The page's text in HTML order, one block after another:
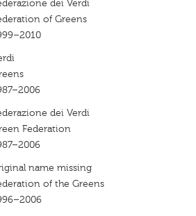
dei Verdi
of Greens
dei Verdi
Federation
name missing
of the Greens